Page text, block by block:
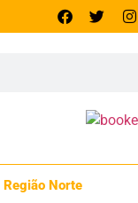
Região Norte